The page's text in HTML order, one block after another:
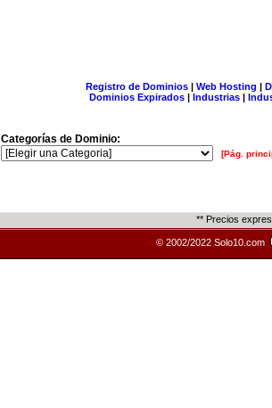
Registro de Dominios| Web Hosting |
Dominios Expirados | Industrias |
Categorías de Dominio:
[Pág.
** Precios
© 2002/2022 Solo10.com